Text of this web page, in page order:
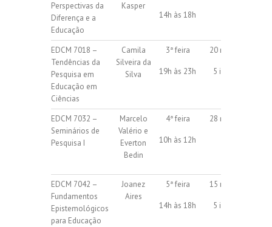
Perspectivas da
Diferença e a
Educação
Kasper
14h às 18h
EDCM 7018 –
Tendências da
Pesquisa em
Educação em
Ciências
Camila
Silveira da
Silva
3ª feira
19h às 23h
20 regulares
5 isoladas
EDCM 7032 –
Seminários de
Pesquisa I
Marcelo
Valério e
Everton
Bedin
4ª feira
10h às 12h
28 regulares
EDCM 7042 –
Fundamentos
Epistemológicos
para Educação
Joanez
Aires
5ª feira
14h às 18h
15 regulares
5 isoladas